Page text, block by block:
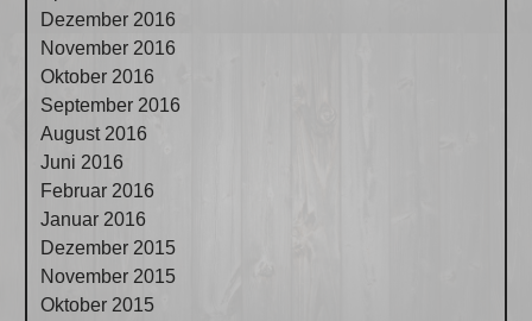
Dezember 2016
November 2016
Oktober 2016
September 2016
August 2016
Juni 2016
Februar 2016
Januar 2016
Dezember 2015
November 2015
Oktober 2015